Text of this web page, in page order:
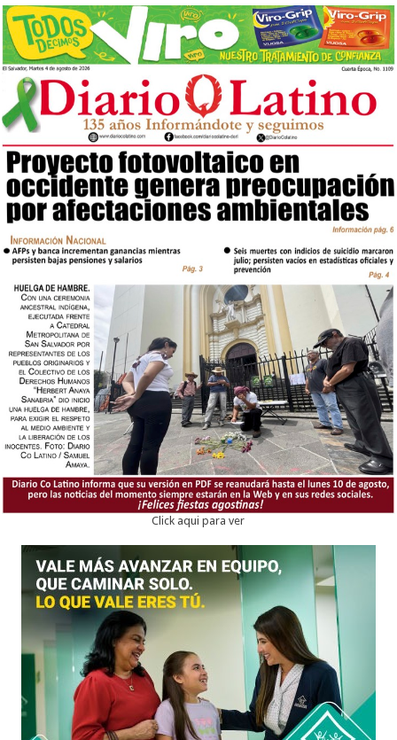
Click aqui para ver